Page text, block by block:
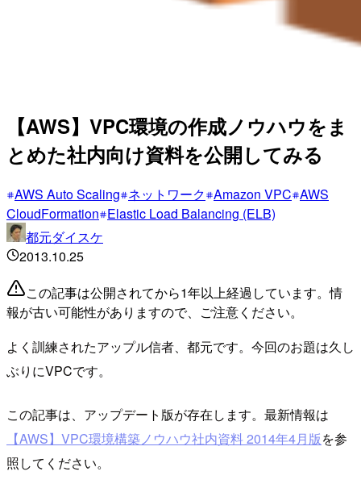
【AWS】VPC環境の作成ノウハウをま
とめた社内向け資料を公開してみる
AWS Auto Scaling ネットワーク Amazon VPC AWS
CloudFormation Elastic Load Balancing (ELB)
都元ダイスケ
2013.10.25
この記事は公開されてから1年以上経過しています。情
報が古い可能性がありますので、ご注意ください。
よく訓練されたアップル信者、都元です。今回のお題は久し
ぶりにVPCです。
この記事は、アップデート版が存在します。最新情報は
【AWS】VPC環境構築ノウハウ社内資料 2014年4月版を参
照してください。